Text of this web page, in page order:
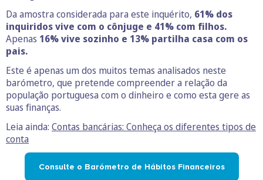
Da amostra considerada para este inquérito, 61% dos
inquiridos vive com o cônjuge e 41% com filhos.
Apenas 16% vive sozinho e 13% partilha casa com os
pais.
Este é apenas um dos muitos temas analisados neste
barómetro, que pretende compreender a relação da
população portuguesa com o dinheiro e como esta gere as
suas finanças.
Leia ainda: Contas bancárias: Conheça os diferentes tipos de
conta
Consulte o Barómetro de Hábitos Financeiros